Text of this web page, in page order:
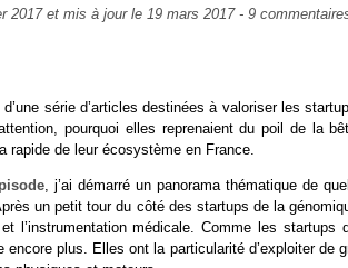
2017 et mis à jour le 19 mars 2017 - 9
série d’articles destinées à valoriser les
pourquoi elles reprenaient du poil de la
rapide de leur écosystème en France.
, j’ai démarré un panorama thématique de
un petit tour du côté des startups de la
l’instrumentation médicale. Comme les
encore plus. Elles ont la particularité d’exploiter